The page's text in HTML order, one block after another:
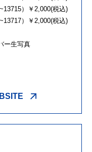
）￥2,000(税込)
）￥2,000(税込)
ー生写真